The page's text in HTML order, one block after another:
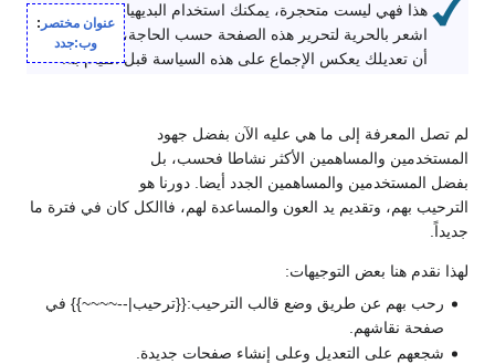
هذا فهي ليست متحجرة، يمكنك استخدام البديهيات في التعديل.
اشعر بالحرية لتحرير هذه الصفحة حسب الحاجة، لكن رجاءً تأكد
أن تعديلك يعكس الإجماع على هذه السياسة قبل القيام به.
عنوان مختصر :
وب:جدد
لم تصل المعرفة إلى ما هي عليه الآن بفضل جهود
المستخدمين والمساهمين الأكثر نشاطا فحسب، بل
بفضل المستخدمين والمساهمين الجدد أيضا. دورنا هو
الترحيب بهم، وتقديم يد العون والمساعدة لهم، فاالكل كان في فترة ما
جديداً.
لهذا نقدم هنا بعض التوجيهات:
رحب بهم عن طريق وضع قالب الترحيب:{{ترحيب|--~~~~}} في
صفحة نقاشهم.
شجعهم على التعديل وعلى إنشاء صفحات جديدة.